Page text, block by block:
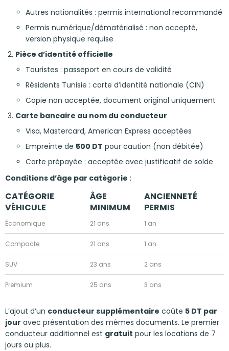
Autres nationalités : permis international recommandé
Permis numérique/dématérialisé : non accepté,
version physique requise
Pièce d’identité officielle
Touristes : passeport en cours de validité
Résidents Tunisie : carte d’identité nationale (CIN)
Copie non acceptée, document original uniquement
Carte bancaire au nom du conducteur
Visa, Mastercard, American Express acceptées
Empreinte de 500 DT pour caution (non débitée)
Carte prépayée : acceptée avec justificatif de solde
Conditions d’âge par catégorie :
CATÉGORIE
VÉHICULE
ÂGE
MINIMUM
ANCIENNETÉ
PERMIS
Économique 21 ans 1 an
Compacte 21 ans 1 an
SUV 23 ans 2 ans
Premium 25 ans 3 ans
L’ajout d’un conducteur supplémentaire coûte 5 DT par
jour avec présentation des mêmes documents. Le premier
conducteur additionnel est gratuit pour les locations de 7
jours ou plus.